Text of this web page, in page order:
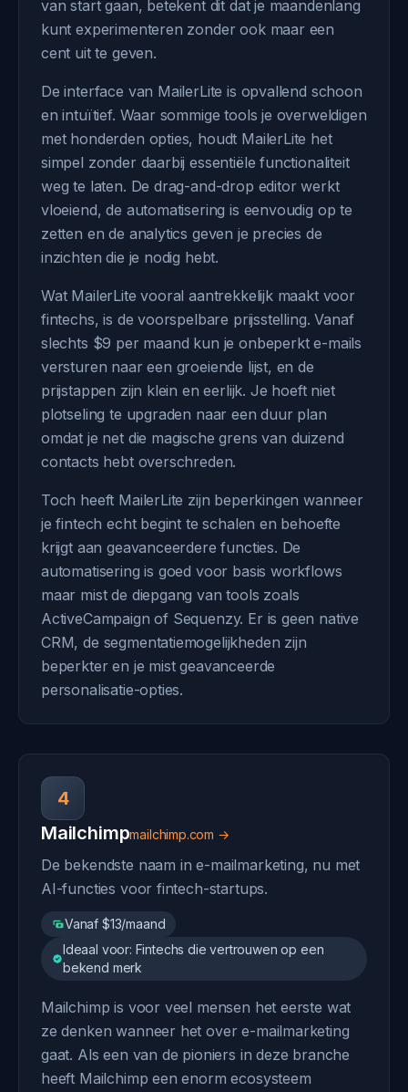
van start gaan, betekent dit dat je maandenlang
kunt experimenteren zonder ook maar een
cent uit te geven.
De interface van MailerLite is opvallend schoon
en intuïtief. Waar sommige tools je overweldigen
met honderden opties, houdt MailerLite het
simpel zonder daarbij essentiële functionaliteit
weg te laten. De drag-and-drop editor werkt
vloeiend, de automatisering is eenvoudig op te
zetten en de analytics geven je precies de
inzichten die je nodig hebt.
Wat MailerLite vooral aantrekkelijk maakt voor
fintechs, is de voorspelbare prijsstelling. Vanaf
slechts $9 per maand kun je onbeperkt e-mails
versturen naar een groeiende lijst, en de
prijstappen zijn klein en eerlijk. Je hoeft niet
plotseling te upgraden naar een duur plan
omdat je net die magische grens van duizend
contacts hebt overschreden.
Toch heeft MailerLite zijn beperkingen wanneer
je fintech echt begint te schalen en behoefte
krijgt aan geavanceerdere functies. De
automatisering is goed voor basis workflows
maar mist de diepgang van tools zoals
ActiveCampaign of Sequenzy. Er is geen native
CRM, de segmentatiemogelijkheden zijn
beperkter en je mist geavanceerde
personalisatie-opties.
4
Mailchimpmailchimp.com →
De bekendste naam in e-mailmarketing, nu met
AI-functies voor fintech-startups.
Vanaf $13/maand
Ideaal voor: Fintechs die vertrouwen op een
bekend merk
Mailchimp is voor veel mensen het eerste wat
ze denken wanneer het over e-mailmarketing
gaat. Als een van de pioniers in deze branche
heeft Mailchimp een enorm ecosysteem